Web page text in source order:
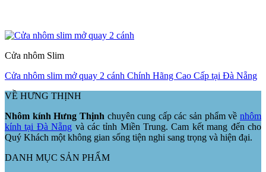
Cửa nhôm Slim
Cửa nhôm slim mở quay 2 cánh Chính Hãng Cao Cấp tại Đà Nẵng
VỀ HƯNG THỊNH
Nhôm kính Hưng Thịnh chuyên cung cấp các sản phẩm vềnhôm
kính tại Đà Nẵng và các tỉnh Miền Trung. Cam kết mang đến cho
Quý Khách một không gian sống tiện nghi sang trọng và hiện đại.
DANH MỤC SẢN PHẨM